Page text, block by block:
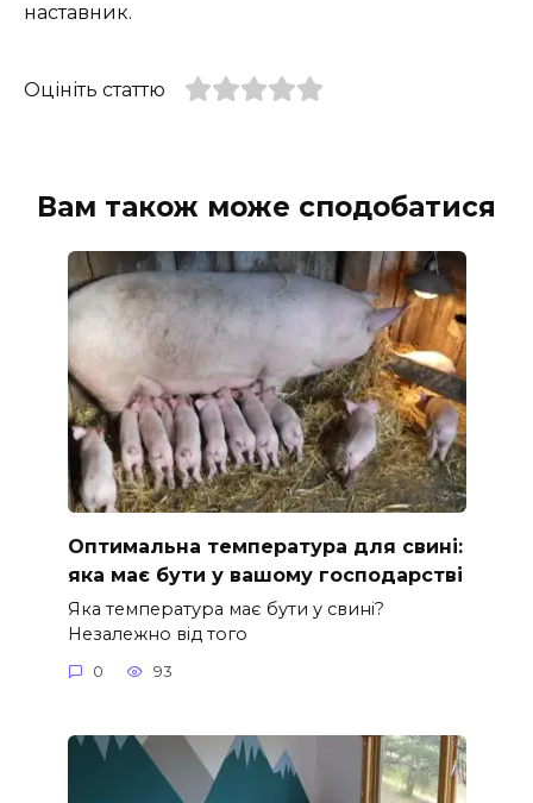
наставник.
Оцініть статтю
Вам також може сподобатися
Оптимальна температура для свині:
яка має бути у вашому господарстві
Яка температура має бути у свині?
Незалежно від того
0 93